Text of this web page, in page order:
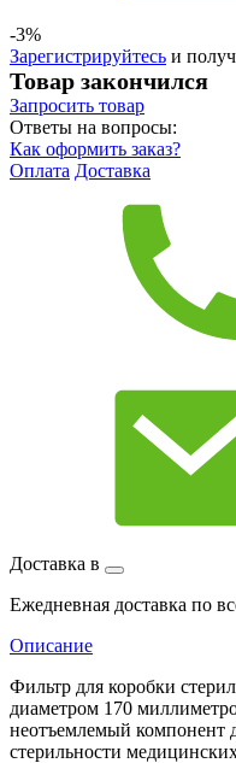
-3%
Зарегистрируйтесь и
Товар закончился
Запросить товар
Ответы на вопросы:
Как оформить заказ?
Оплата Доставка
Доставка в
Ежедневная доставка по
Описание
Фильтр для коробки
диаметром 170
неотъемлемый компонент
стерильности